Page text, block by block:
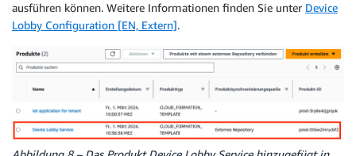
ausführen können. Weitere Informationen finden Sie unter Device
Lobby Configuration [EN, Extern].